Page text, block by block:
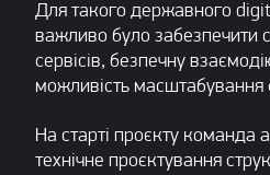
Для такого державного
важливо було забезпечити
сервісів, безпечну
можливість масштабування
На старті проєкту команда
технічне проєктування